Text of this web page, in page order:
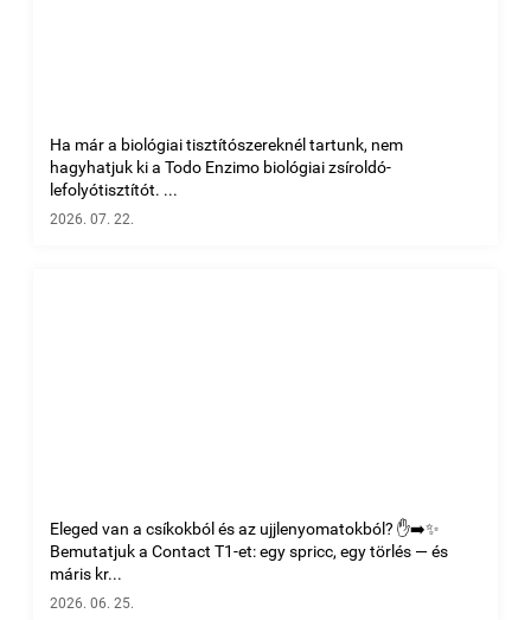
Ha már a biológiai tisztítószereknél tartunk, nem
hagyhatjuk ki a Todo Enzimo biológiai zsíroldó-
lefolyótisztítót. ...
2026. 07. 22.
Eleged van a csíkokból és az ujjlenyomatokból? ✋➡️✨
Bemutatjuk a Contact T1-et: egy spricc, egy törlés — és
máris kr...
2026. 06. 25.